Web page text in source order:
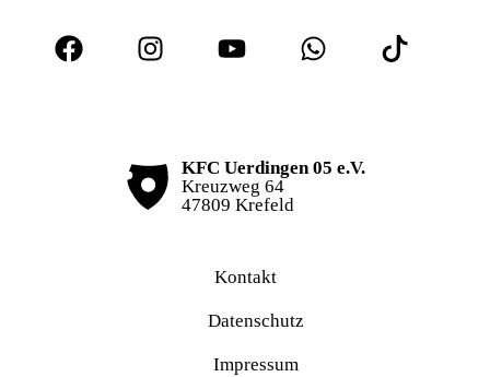
KFC Uerdingen 05 e.V.
Kreuzweg 64
47809 Krefeld
Kontakt
Datenschutz
Impressum